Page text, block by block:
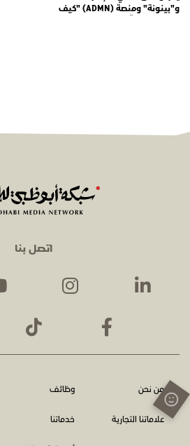
و"بينونة" ومنصة (ADMN) "كيف
اتصل بنا
من نحن وظائف
علاماتنا التجارية خدماتنا